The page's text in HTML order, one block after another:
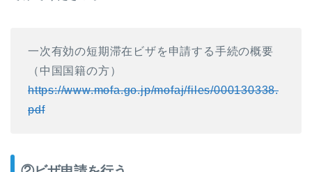
一次有効の短期滞在ビザを申請する手続の概要
（中国国籍の方）
https://www.mofa.go.jp/mofaj/files/000130338.
pdf